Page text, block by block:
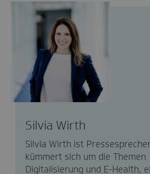
Silvia Wirth
Silvia Wirth ist
kümmert sich um die Themen
Digitalisierung und E-Health,